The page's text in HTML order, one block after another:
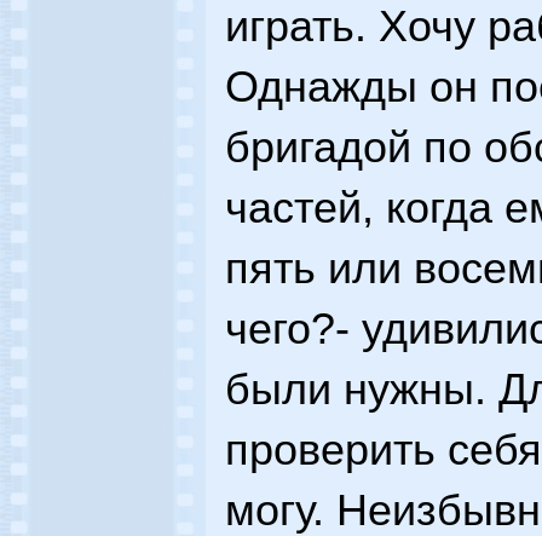
играть. Хочу
Однажды он
бригадой по
частей, когда
пять или
чего?-
были нужны.
проверить
могу.